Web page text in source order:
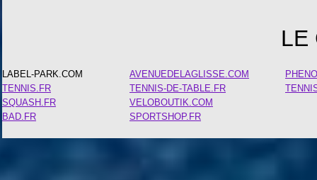
LE
LABEL-PARK.COM
TENNIS.FR
SQUASH.FR
BAD.FR
AVENUEDELAGLISSE.COM
TENNIS-DE-TABLE.FR
VELOBOUTIK.COM
SPORTSHOP.FR